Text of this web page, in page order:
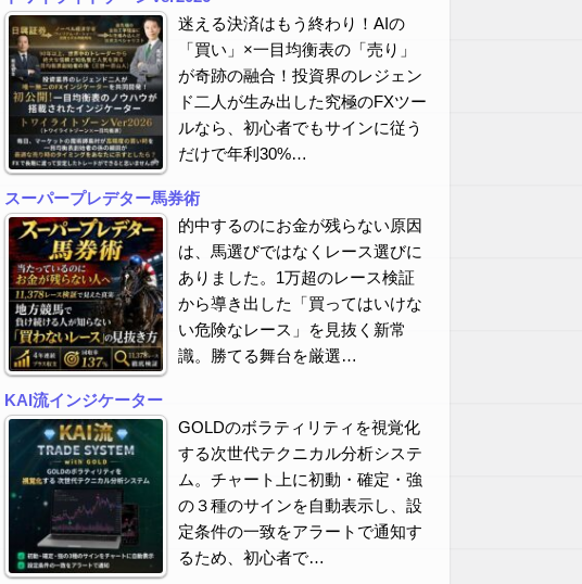
迷える決済はもう終わり！AIの
「買い」×一目均衡表の「売り」
が奇跡の融合！投資界のレジェン
ド二人が生み出した究極のFXツー
ルなら、初心者でもサインに従う
だけで年利30%…
スーパープレデター馬券術
的中するのにお金が残らない原因
は、馬選びではなくレース選びに
ありました。1万超のレース検証
から導き出した「買ってはいけな
い危険なレース」を見抜く新常
識。勝てる舞台を厳選…
KAI流インジケーター
GOLDのボラティリティを視覚化
する次世代テクニカル分析システ
ム。チャート上に初動・確定・強
の３種のサインを自動表示し、設
定条件の一致をアラートで通知す
るため、初心者で…